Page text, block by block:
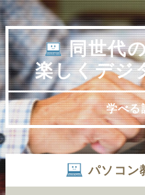
同世代
楽しくデジ
学べる
パソコン